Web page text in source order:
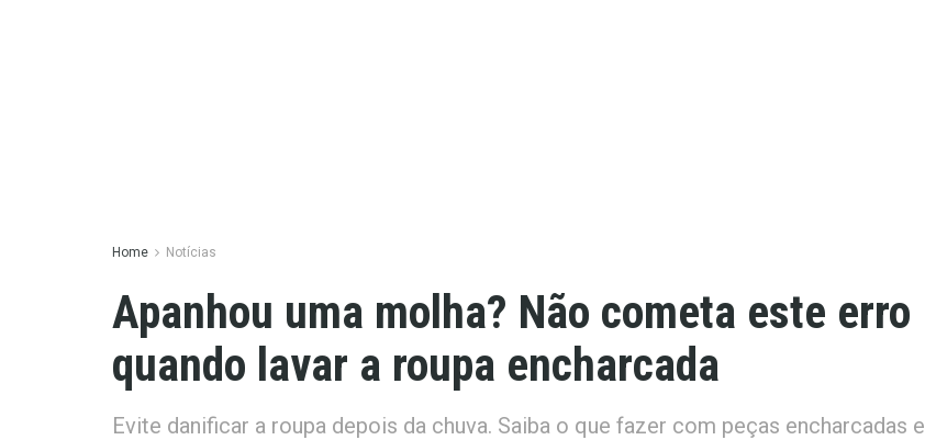
Home Notícias
Apanhou uma molha? Não cometa este erro
quando lavar a roupa encharcada
Evite danificar a roupa depois da chuva. Saiba o que fazer com peças encharcadas e